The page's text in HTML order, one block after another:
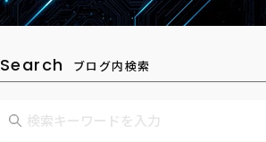
Search ブログ内検索